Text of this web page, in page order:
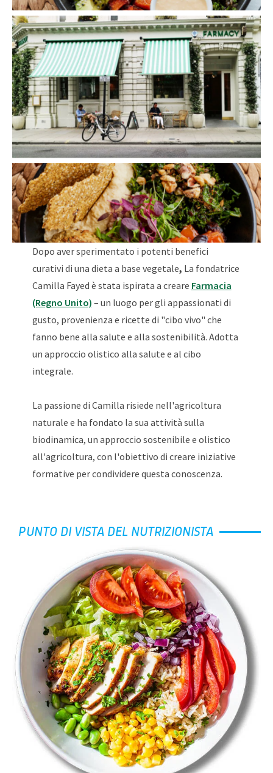
Dopo aver sperimentato i potenti benefici
curativi di una dieta a base vegetale, La fondatrice
Camilla Fayed è stata ispirata a creare Farmacia
(Regno Unito) – un luogo per gli appassionati di
gusto, provenienza e ricette di "cibo vivo" che
fanno bene alla salute e alla sostenibilità. Adotta
un approccio olistico alla salute e al cibo
integrale.
La passione di Camilla risiede nell'agricoltura
naturale e ha fondato la sua attività sulla
biodinamica, un approccio sostenibile e olistico
all'agricoltura, con l'obiettivo di creare iniziative
formative per condividere questa conoscenza.
PUNTO DI VISTA DEL NUTRIZIONISTA